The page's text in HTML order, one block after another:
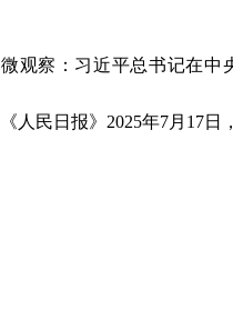
察：习近平总书记在中
人民日报》2025年7月17日